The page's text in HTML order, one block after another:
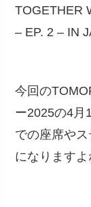
TOGETHER
– EP. 2 – IN
今回の
ー2025の4月
での座席や
になりますよ